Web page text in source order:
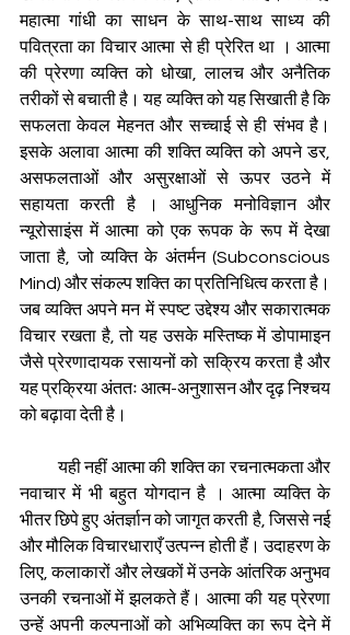
महात्मा गांधी का साधन के साथ-साथ साध्य की
पवित्रता का विचार आत्मा से ही प्रेरित था । आत्मा
की प्रेरणा व्यक्ति को धोखा, लालच और अनैतिक
तरीकों से बचाती है। यह व्यक्ति को यह सिखाती है कि
सफलता केवल मेहनत और सच्चाई से ही संभव है।
इसके अलावा आत्मा की शक्ति व्यक्ति को अपने डर,
असफलताओं और असुरक्षाओं से ऊपर उठने में
सहायता करती है । आधुनिक मनोविज्ञान और
न्यूरोसाइंस में आत्मा को एक रूपक के रूप में देखा
जाता है, जो व्यक्ति के अंतर्मन (Subconscious
Mind) और संकल्प शक्ति का प्रतिनिधित्व करता है।
जब व्यक्ति अपने मन में स्पष्ट उद्देश्य और सकारात्मक
विचार रखता है, तो यह उसके मस्तिष्क में डोपामाइन
जैसे प्रेरणादायक रसायनों को सक्रिय करता है और
यह प्रक्रिया अंततः आत्म-अनुशासन और दृढ़ निश्चय
को बढ़ावा देती है।
यही नहीं आत्मा की शक्ति का रचनात्मकता और
नवाचार में भी बहुत योगदान है । आत्मा व्यक्ति के
भीतर छिपे हुए अंतर्ज्ञान को जागृत करती है, जिससे नई
और मौलिक विचारधाराएँ उत्पन्न होती हैं। उदाहरण के
लिए, कलाकारों और लेखकों में उनके आंतरिक अनुभव
उनकी रचनाओं में झलकते हैं। आत्मा की यह प्रेरणा
उन्हें अपनी कल्पनाओं को अभिव्यक्ति का रूप देने में